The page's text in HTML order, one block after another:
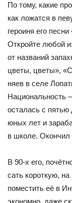
По тому, какие
как ложатся в
героиня его
Открой­те любой
от названий
цветы, цветы»,
няев в селе
Нацио­нальность
осталась с
юных лет и
в школе. Окончил
В 90-х его,
сать короткую,
помес­тить её в
экономно, даже